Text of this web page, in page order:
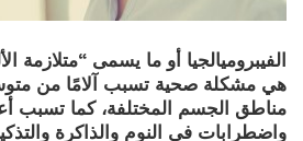
الفيبروميالجيا أو ما يسمى “متلازمة
هي مشكلة صحية تسبب آلامًا من
مناطق الجسم المختلفة، كما تسبب
واضطرابات في النوم والذاكرة